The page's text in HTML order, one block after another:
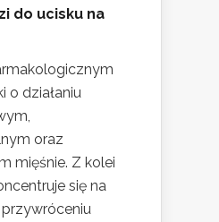
do ucisku na
o działaniu
oraz
mięśnie. Z kolei
się na